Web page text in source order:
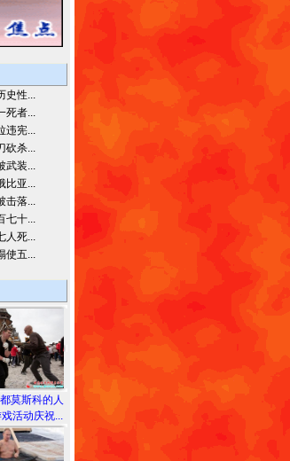
史性...
死者...
违宪...
砍杀...
武装...
比亚...
击落...
七十...
人死...
使五...
莫斯科的人
活动庆祝...